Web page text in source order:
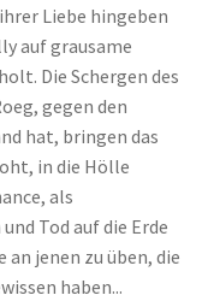
Liebe hingeben
auf grausame
Die Schergen des
gegen den
hat, bringen das
in die Hölle
als
Tod auf die Erde
an jenen zu üben, die
haben...